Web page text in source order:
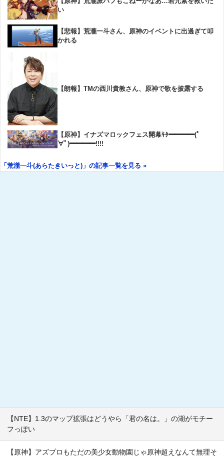
い
【悲報】荒瀧一斗さん、原神のイベントに出過ぎて叩
かれる
【朗報】TMの西川貴教さん、原神で歌を披露する
【原神】イナズマロックフェス開幕ｷﾀ━━━━(ﾟ
∀ﾟ)━━━━!!!!
「荒瀧一斗(あらたきいっと)」の記事一覧を見る »
【NTE】1.3のマップ拡張はどうやら「君の名は。」の湖がモチー
フっぽい
【原神】アズプロもただの美少女動物園じゃ原神超えなんて無理そ